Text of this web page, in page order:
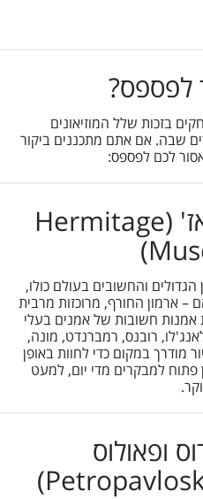
לפספס?
בזכות שלל המוזיאונים
שבה. אם אתם מתכננים ביקור
לכם לפספס:
מוזיאון הארמיטאז' (Hermitage
והחשובים בעולם כולו,
– ארמון החורף, מרוכזות מרבית
אמנות חשובות של אמנים בעלי
רובנס, רמברנדט, מונה,
מודרך במקום כדי לחוות באופן
פתוח למבקרים מדי יום, למעט
ופאולוס